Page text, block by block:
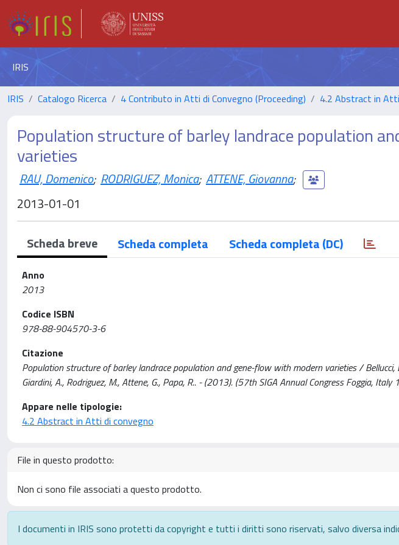
IRIS
IRIS Catalogo Ricerca 4 Contributo in Atti di Convegno (Proceeding) 4.2 Abstract in
Population structure of barley landrace population
varieties
RAU, Domenico; RODRIGUEZ, Monica; ATTENE, Giovanna;
2013-01-01
Scheda breve Scheda completa Scheda completa (DC)
Anno
2013
Codice ISBN
978-88-904570-3-6
Citazione
Population structure of barley landrace population and gene-flow with modern varieties / Bellucci,
Giardini, A., Rodriguez, M., Attene, G., Papa, R.. - (2013). (57th SIGA Annual Congress Foggia,
Appare nelle tipologie:
4.2 Abstract in Atti di convegno
File in questo prodotto:
Non ci sono file associati a questo prodotto.
I documenti in IRIS sono protetti da copyright e tutti i diritti sono riservati, salvo diversa